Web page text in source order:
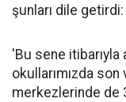
şunları dile getirdi:
'Bu sene itibarıyla
okullarımızda
merkezlerinde de